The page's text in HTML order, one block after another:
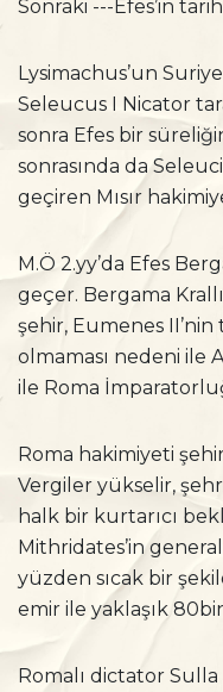
Sonraki ---Efes’in
Lysimachus’un
Seleucus I Nicator
sonra Efes bir
sonrasında da
geçiren Mısır
M.Ö 2.yy’da Efes
geçer. Bergama
şehir, Eumenes
olmaması nedeni ile
ile Roma
Roma hakimiyeti
Vergiler yükselir,
halk bir kurtarıcı
Mithridates’in
yüzden sıcak bir
emir ile yaklaşık
Romalı dictator